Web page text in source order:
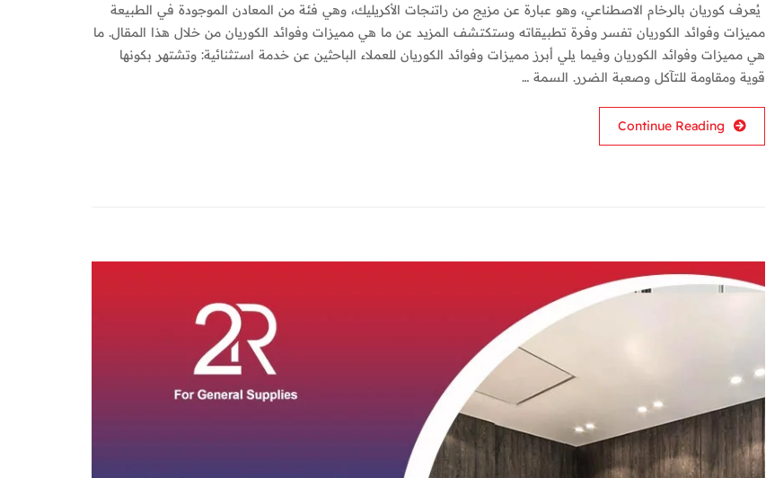
يُعرف كوريان بالرخام الاصطناعي، وهو عبارة عن مزيج من راتنجات الأكريليك، وهي فئة من المعادن الموجودة في الطبيعة
مميزات وفوائد الكوريان تفسر وفرة تطبيقاته وستكتشف المزيد عن ما هي مميزات وفوائد الكوريان من خلال هذا المقال. ما
هي مميزات وفوائد الكوريان وفيما يلي أبرز مميزات وفوائد الكوريان للعملاء الباحثين عن خدمة استثنائية: وتشتهر بكونها
قوية ومقاومة للتآكل وصعبة الضرر. السمة …
Continue Reading